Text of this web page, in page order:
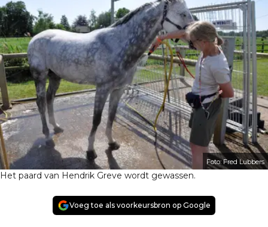
Foto: Fred Lubbers
Het paard van Hendrik Greve wordt gewassen.
Voeg toe als voorkeursbron op Google